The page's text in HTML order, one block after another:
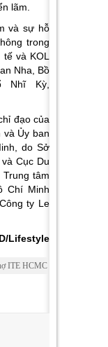
lãm.
và sự hỗ
trong
và KOL
Nha, Bồ
Nhĩ Kỳ,
đạo của
và Ủy ban
do Sở
Cục Du
tâm
Chí Minh
ty Le
Lifestyle
ITE HCMC